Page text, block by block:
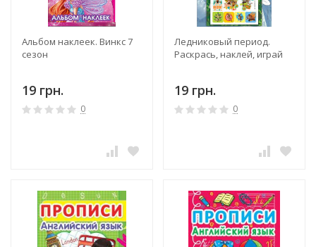
Альбом наклеек. Винкс 7
сезон
19 грн.
0
Ледниковый период.
Раскрась, наклей, играй
19 грн.
0